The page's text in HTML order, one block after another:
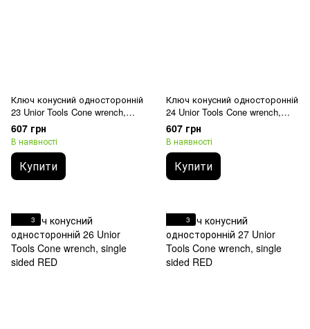
Ключ конусний односторонній
23 Unior Tools Cone wrench,
single sided RED
607 грн
В наявності
Купити
Ключ конусний односторонній
24 Unior Tools Cone wrench,
single sided RED
607 грн
В наявності
Купити
3 3